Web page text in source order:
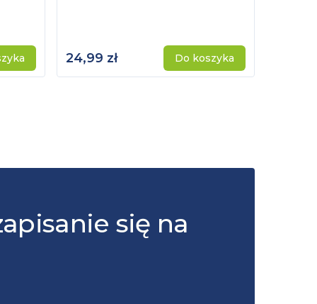
24,99 zł Do koszyka
się na